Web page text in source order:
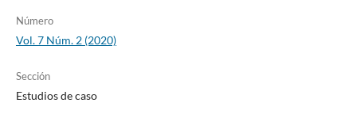
Número
Vol. 7 Núm. 2 (2020)
Sección
Estudios de caso